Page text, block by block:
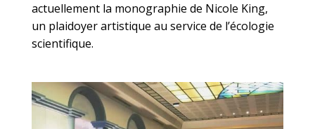
actuellement la monographie de Nicole King,
un plaidoyer artistique au service de l’écologie
scientifique.